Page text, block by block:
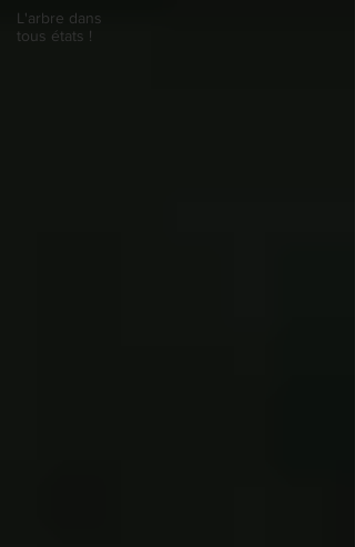
L'arbre dans
tous états !